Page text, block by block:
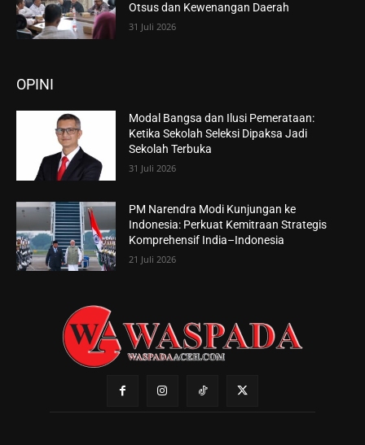
Otsus dan Kewenangan Daerah
31 Juli 2026
OPINI
Modal Bangsa dan Ilusi Pemerataan:
Ketika Sekolah Seleksi Dipaksa Jadi
Sekolah Terbuka
31 Juli 2026
PM Narendra Modi Kunjungan ke
Indonesia: Perkuat Kemitraan Strategis
Komprehensif India–Indonesia
21 Juli 2026